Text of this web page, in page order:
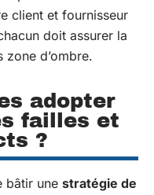
client et fournisseur
doit assurer la
zone d’ombre.
adopter
failles et
?
bâtir une stratégie de